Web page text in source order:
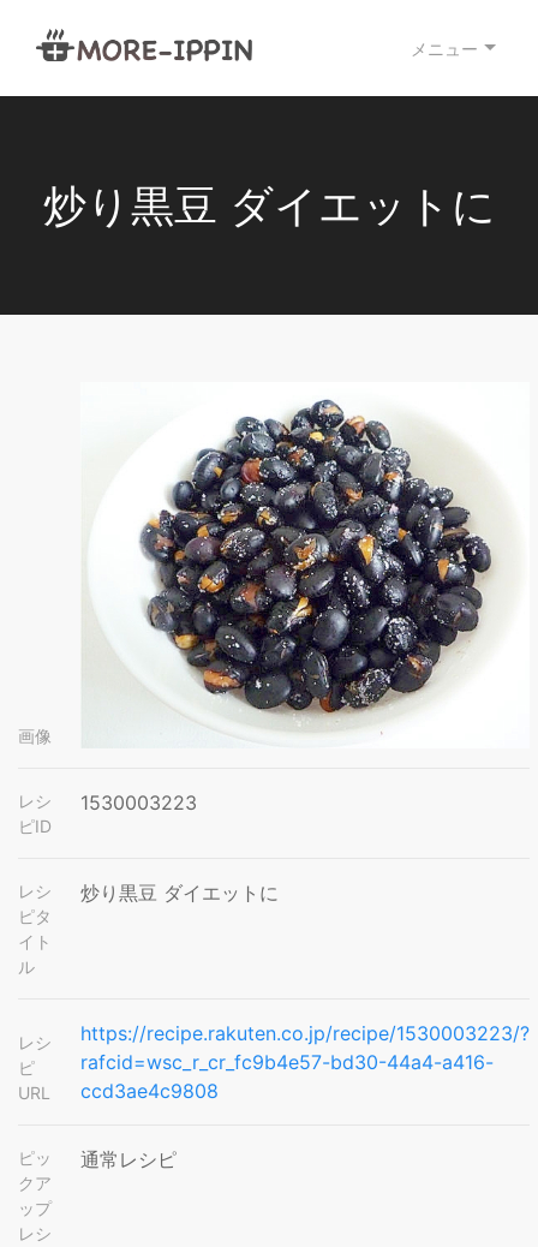
メニュー
炒り黒豆 ダイエットに
画像
レシ
ピID
1530003223
レシ
ピタ
イト
ル
炒り黒豆 ダイエットに
レシ
ピ
URL
https://recipe.rakuten.co.jp/recipe/1530003223/?
rafcid=wsc_r_cr_fc9b4e57-bd30-44a4-a416-
ccd3ae4c9808
ピッ
クア
ップ
レシ
通常レシピ